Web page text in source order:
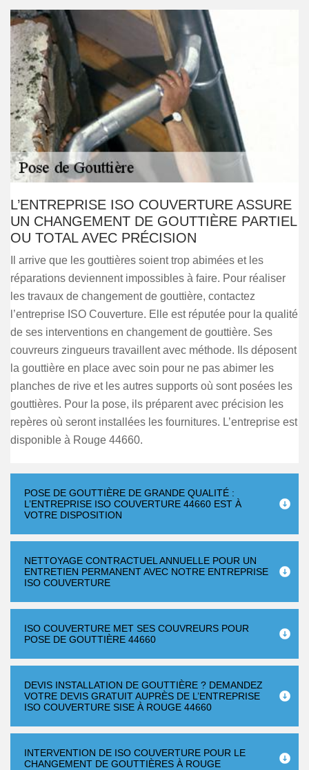
L’ENTREPRISE ISO COUVERTURE ASSURE
UN CHANGEMENT DE GOUTTIÈRE PARTIEL
OU TOTAL AVEC PRÉCISION
Il arrive que les gouttières soient trop abimées et les
réparations deviennent impossibles à faire. Pour réaliser
les travaux de changement de gouttière, contactez
l’entreprise ISO Couverture. Elle est réputée pour la qualité
de ses interventions en changement de gouttière. Ses
couvreurs zingueurs travaillent avec méthode. Ils déposent
la gouttière en place avec soin pour ne pas abimer les
planches de rive et les autres supports où sont posées les
gouttières. Pour la pose, ils préparent avec précision les
repères où seront installées les fournitures. L’entreprise est
disponible à Rouge 44660.
POSE DE GOUTTIÈRE DE GRANDE QUALITÉ :
L’ENTREPRISE ISO COUVERTURE 44660 EST À
VOTRE DISPOSITION
NETTOYAGE CONTRACTUEL ANNUELLE POUR UN
ENTRETIEN PERMANENT AVEC NOTRE ENTREPRISE
ISO COUVERTURE
ISO COUVERTURE MET SES COUVREURS POUR
POSE DE GOUTTIÈRE 44660
DEVIS INSTALLATION DE GOUTTIÈRE ? DEMANDEZ
VOTRE DEVIS GRATUIT AUPRÈS DE L’ENTREPRISE
ISO COUVERTURE SISE À ROUGE 44660
INTERVENTION DE ISO COUVERTURE POUR LE
CHANGEMENT DE GOUTTIÈRES À ROUGE